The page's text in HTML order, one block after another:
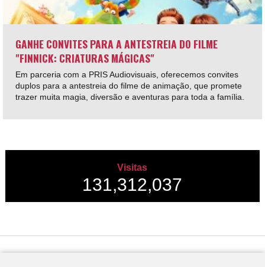
GANHE CONVITES PARA A ANTESTREIA DO FILME
"FINNICK: CRIATURAS MÁGICAS"
Em parceria com a PRIS Audiovisuais, oferecemos convites
duplos para a antestreia do filme de animação, que promete
trazer muita magia, diversão e aventuras para toda a família.
Visitas
131,312,037